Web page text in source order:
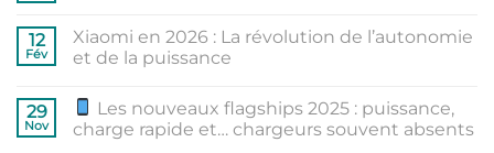
Les
smartphones
les
attendus
de
2026
12
Fév
Xiaomi en 2026 : La révolution de l’autonomie
et de la puissance
Xiaomi
en
29
Nov
Les nouveaux flagships 2025 : puissance,
charge rapide et… chargeurs souvent absents